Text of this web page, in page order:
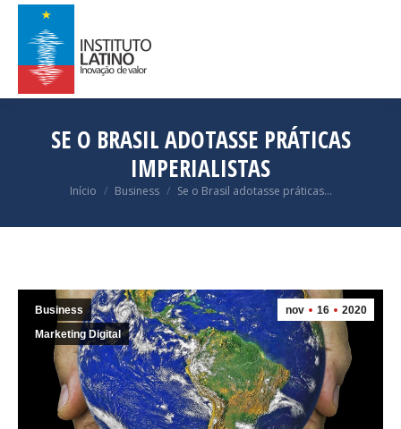
SE O BRASIL ADOTASSE PRÁTICAS
IMPERIALISTAS
Você está aqui:
Início Business Se o Brasil adotasse práticas…
nov 16 2020
Business
Marketing Digital